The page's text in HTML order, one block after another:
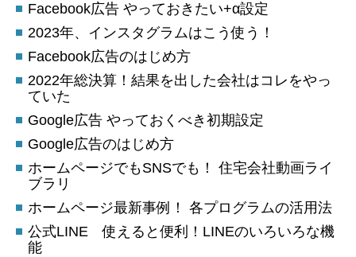
Facebook広告 やっておきたい+α設定
2023年、インスタグラムはこう使う！
Facebook広告のはじめ方
2022年総決算！結果を出した会社はコレをやっ
ていた
Google広告 やっておくべき初期設定
Google広告のはじめ方
ホームページでもSNSでも！ 住宅会社動画ライ
ブラリ
ホームページ最新事例！ 各プログラムの活用法
公式LINE 使えると便利！LINEのいろいろな機
能